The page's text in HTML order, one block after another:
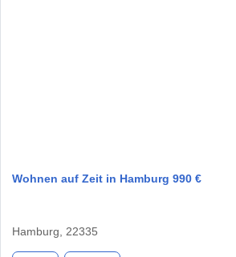
Wohnen auf Zeit in Hamburg 990 €
Hamburg, 22335